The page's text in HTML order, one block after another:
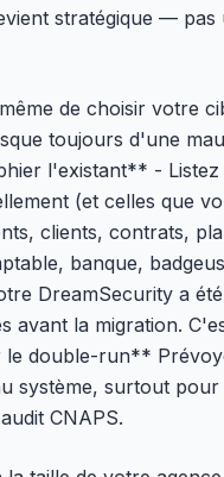
stratégique —
de choisir votre
toujours d'une
l'existant** - Listez
(et celles que
clients, contrats,
banque,
DreamSecurity a
avant la migration.
double-run**
système, surtout
CNAPS.